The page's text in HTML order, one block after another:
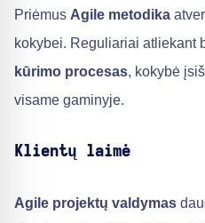
Priėmus Agile metodika
kokybei. Reguliariai atliekant
kūrimo procesas, kokybė
visame gaminyje.
Klientų laimė
Agile projektų valdymas